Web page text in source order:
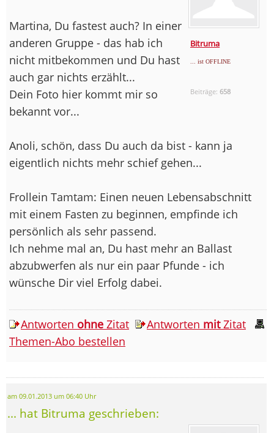
Bitruma
... ist OFFLINE
Beiträge:658
Martina, Du fastest auch? In einer
anderen Gruppe - das hab ich
nicht mitbekommen und Du hast
auch gar nichts erzählt...
Dein Foto hier kommt mir so
bekannt vor...
Anoli, schön, dass Du auch da bist - kann ja
eigentlich nichts mehr schief gehen...
Frollein Tamtam: Einen neuen Lebensabschnitt
mit einem Fasten zu beginnen, empfinde ich
persönlich als sehr passend.
Ich nehme mal an, Du hast mehr an Ballast
abzubwerfen als nur ein paar Pfunde - ich
wünsche Dir viel Erfolg dabei.
Antworten ohne Zitat Antworten mitZitat
Themen-Abo bestellen
am 09.01.2013 um 06:40 Uhr
... hat Bitruma geschrieben: